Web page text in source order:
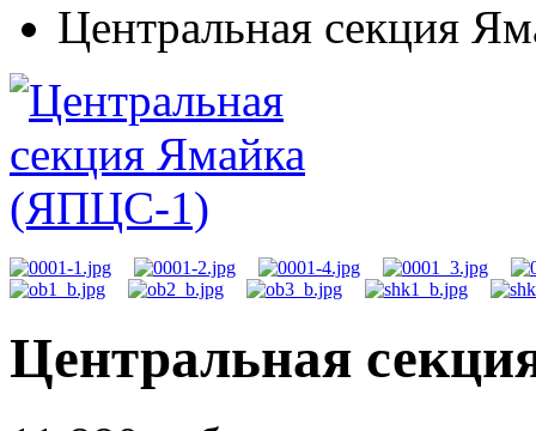
Центральная секция
Центральная